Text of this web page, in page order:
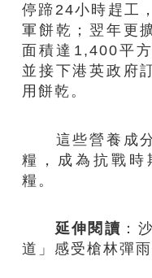
停蹄24小時趕工
軍餅乾；翌年更
面積達1,400平
並接下港英政府
用餅乾。
這些營養成分
糧，成為抗戰時
糧。
延伸閱讀 ：
道」感受槍林彈